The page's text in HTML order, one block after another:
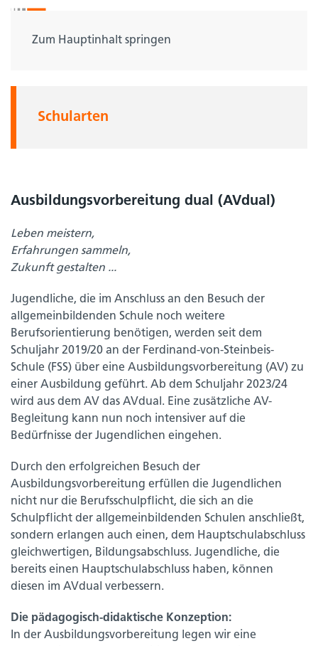
Zum Hauptinhalt springen
Schularten
Ausbildungsvorbereitung dual (AVdual)
Leben meistern,
Erfahrungen sammeln,
Zukunft gestalten ...
Jugendliche, die im Anschluss an den Besuch der
allgemeinbildenden Schule noch weitere
Berufsorientierung benötigen, werden seit dem
Schuljahr 2019/20 an der Ferdinand-von-Steinbeis-
Schule (FSS) über eine Ausbildungsvorbereitung (AV) zu
einer Ausbildung geführt. Ab dem Schuljahr 2023/24
wird aus dem AV das AVdual. Eine zusätzliche AV-
Begleitung kann nun noch intensiver auf die
Bedürfnisse der Jugendlichen eingehen.
Durch den erfolgreichen Besuch der
Ausbildungsvorbereitung erfüllen die Jugendlichen
nicht nur die Berufsschulpflicht, die sich an die
Schulpflicht der allgemeinbildenden Schulen anschließt,
sondern erlangen auch einen, dem Hauptschulabschluss
gleichwertigen, Bildungsabschluss. Jugendliche, die
bereits einen Hauptschulabschluss haben, können
diesen im AVdual verbessern.
Die pädagogisch-didaktische Konzeption:
In der Ausbildungsvorbereitung legen wir eine